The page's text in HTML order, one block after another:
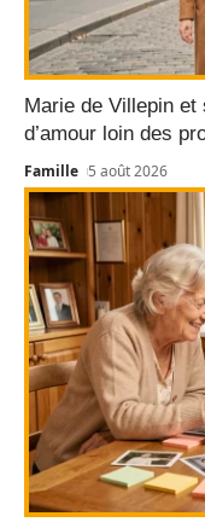
Marie de Villepin et
d’amour loin des
Famille 5 août 2026